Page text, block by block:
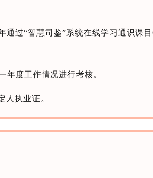
通过“智慧司鉴”系统在线学习通识课
年度工作情况进行考核。
人执业证。